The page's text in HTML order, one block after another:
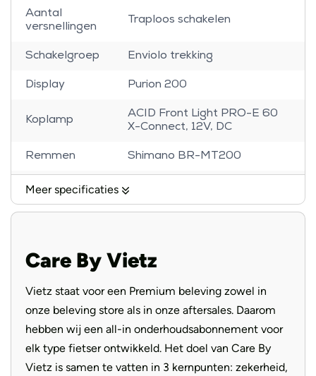
Aantal
versnellingen
Traploos schakelen
Schakelgroep Enviolo trekking
Display Purion 200
Koplamp
ACID Front Light PRO-E 60
X-Connect, 12V, DC
Remmen Shimano BR-MT200
Banden
Schwalbe Big Apple, Active,
Handvatten ACID Travel Comfort Gripshift
Zadel ACID Shen Pro
Aandrijving Riem
Meer specificaties
Care By Vietz
Vietz staat voor een Premium beleving zowel in
onze beleving store als in onze aftersales. Daarom
hebben wij een all-in onderhoudsabonnement voor
elk type fietser ontwikkeld. Het doel van Care By
Vietz is samen te vatten in 3 kernpunten: zekerheid,